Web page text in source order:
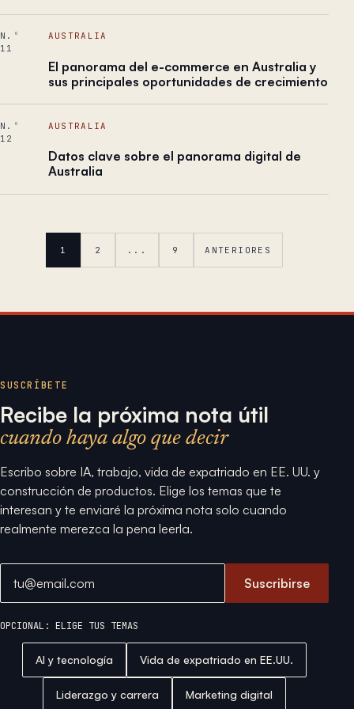
N.º
11
AUSTRALIA
El panorama del e-commerce en Australia y
sus principales oportunidades de crecimiento
N.º
12
AUSTRALIA
Datos clave sobre el panorama digital de
Australia
1 2 ... 9 ANTERIORES
SUSCRÍBETE
Recibe la próxima nota útil
cuando haya algo que decir
Escribo sobre IA, trabajo, vida de expatriado en EE. UU. y
construcción de productos. Elige los temas que te
interesan y te enviaré la próxima nota solo cuando
realmente merezca la pena leerla.
Suscribirse
OPCIONAL: ELIGE TUS TEMAS
AI y tecnología Vida de expatriado en EE.UU.
Liderazgo y carrera Marketing digital